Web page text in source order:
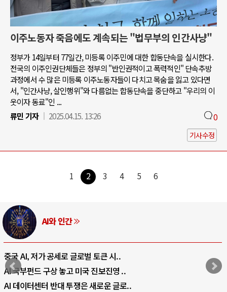
이주노동자 죽음에도 계속되는 "법무부의 인간사냥"
정부가 14일부터 77일간, 미등록 이주민에 대한 합동단속을 실시한다.
전국의 이주인권단체들은 정부의 "반인권적이고 폭력적인" 단속추방
과정에서 수 많은 미등록 이주노동자들이 다치고 목숨을 잃고 있다면
서, "인간사냥, 살인행위"와 다름없는 합동단속을 중단하고 "우리의 이
웃이자 동료"인 ...
류민 기자
2025.04.15. 13:26 0
기사수정
1 2 3 4 5 6
러시아-우크라이나 전쟁
전쟁의 추상화: 우크라이나, 대리전의 역..
EU·우크라이나 드론 협력 직후, 러시아..
나토, 우크라 군사지원 2027년까지 공..